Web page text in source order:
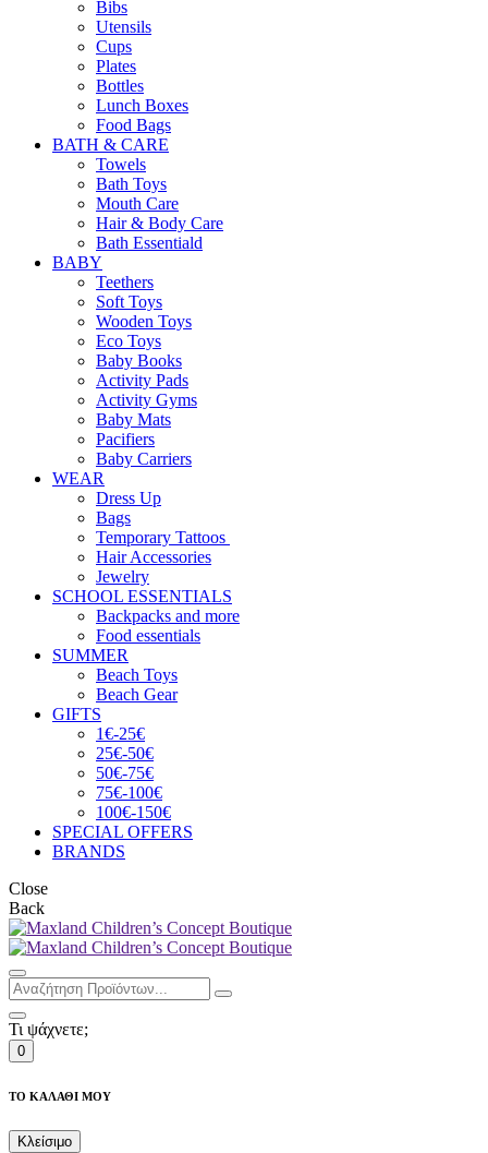
Bibs
Utensils
Cups
Plates
Bottles
Lunch Boxes
Food Bags
BATH & CARE
Towels
Bath Toys
Mouth Care
Hair & Body Care
Bath Essentiald
BABY
Teethers
Soft Toys
Wooden Toys
Eco Toys
Baby Books
Activity Pads
Activity Gyms
Baby Mats
Pacifiers
Baby Carriers
WEAR
Dress Up
Bags
Temporary Tattoos
Hair Accessories
Jewelry
SCHOOL ESSENTIALS
Backpacks and more
Food essentials
SUMMER
Beach Toys
Beach Gear
GIFTS
1€-25€
25€-50€
50€-75€
75€-100€
100€-150€
SPECIAL OFFERS
BRANDS
Close
Back
Τι ψάχνετε;
0
ΤΟ ΚΑΛΑΘΙ ΜΟΥ
Κλείσιμο